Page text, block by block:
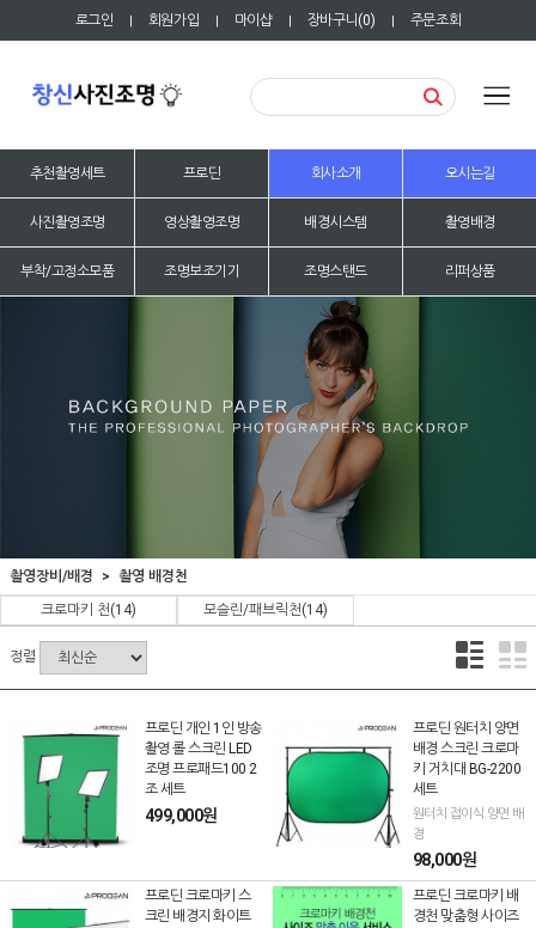
로그인 | 회원가입 | 마이샵 | 장바구니(0) | 주문조회
추천촬영세트 프로딘 회사소개 오시는길
사진촬영조명 영상촬영조명 배경시스템 촬영배경
부착/고정소모품 조명보조기기 조명스탠드 리퍼상품
촬영장비/배경
촬영 배경천
크로마키 천(14) 모슬린/패브릭천(14)
정렬
프로딘 개인 1인 방송
촬영 롤 스크린 LED
조명 프로패드100 2
조 세트
499,000원
프로딘 원터치 양면
배경 스크린 크로마
키 거치대 BG-2200
세트
원터치 접이식 양면 배
경
98,000원
프로딘 크로마키 스
크린 배경지 화이트
프로딘 크로마키 배
경천 맞춤형 사이즈